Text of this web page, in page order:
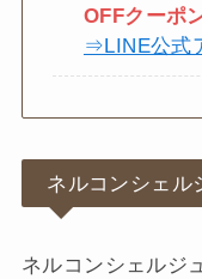
OFFクーポ
⇒LINE公式
ネルコンシェル
ネルコンシェルジ